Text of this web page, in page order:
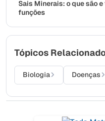
Sais Minerais: o que são
funções
Tópicos
Biologia Doenças